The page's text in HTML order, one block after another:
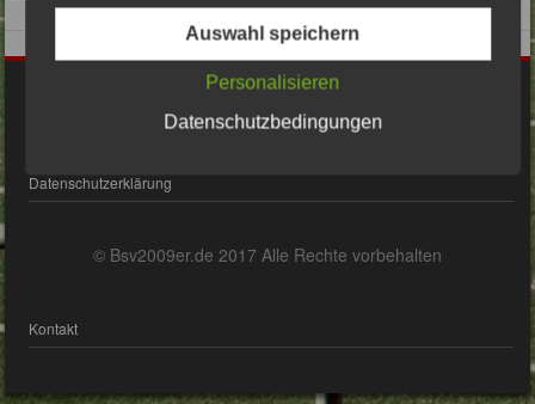
Datenschutzerklärung
© Bsv2009er.de 2017 Alle Rechte vorbehalten
Kontakt
Auswahl speichern
Personalisieren
Datenschutzbedingungen